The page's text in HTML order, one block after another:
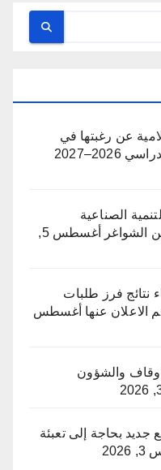
عن رغبتها في
الصناعية
الشواغر
أغسطس 5,
نتائج فرز طلبات
الاعلان عنها أغسطس
والشؤون
بحاجة إلى تعبئة